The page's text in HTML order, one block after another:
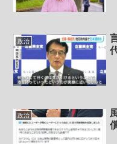
政治
政治